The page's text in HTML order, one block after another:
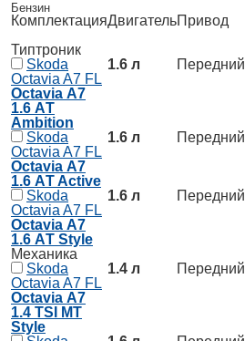
Бензин
КомплектацияДвигательПривод
Типтроник
Skoda
Octavia A7 FL
Octavia А7
1.6 АT
Ambition
1.6 л Передний
Skoda
Octavia A7 FL
Octavia А7
1.6 АT Active
1.6 л Передний
Skoda
Octavia A7 FL
Octavia А7
1.6 АT Style
1.6 л Передний
Механика
Skoda
Octavia A7 FL
Octavia А7
1.4 TSI MT
Style
1.4 л Передний